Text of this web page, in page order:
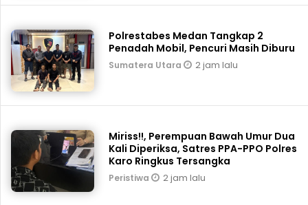
Polrestabes Medan Tangkap 2
Penadah Mobil, Pencuri Masih Diburu
Sumatera Utara 2 jam lalu
Miriss!!, Perempuan Bawah Umur Dua
Kali Diperiksa, Satres PPA-PPO Polres
Karo Ringkus Tersangka
Peristiwa 2 jam lalu